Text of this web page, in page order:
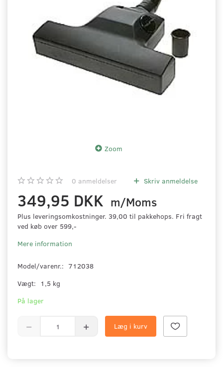
Zoom
0 anmeldelser Skriv anmeldelse
349,95 DKK m/Moms
Plus leveringsomkostninger. 39,00 til pakkehops. Fri fragt
ved køb over 599,-
Mere information
Model/varenr.: 712038
Vægt:
1,5 kg
På lager
Læg i kurv